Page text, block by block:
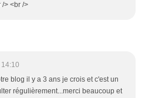
> <br />
blog il y a 3 ans je crois et c'est un
régulièrement...merci beaucoup et